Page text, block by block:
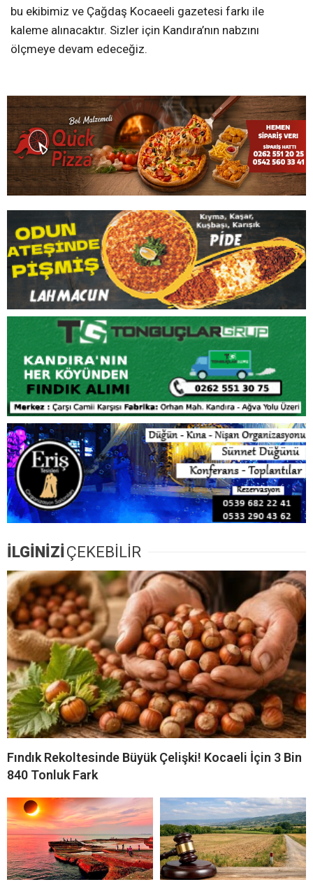
bu ekibimiz ve Çağdaş Kocaeeli gazetesi farkı ile
kaleme alınacaktır. Sizler için Kandıra’nın nabzını
ölçmeye devam edeceğiz.
İLGİNİZİÇEKEBİLİR
Fındık Rekoltesinde Büyük Çelişki! Kocaeli İçin 3 Bin
840 Tonluk Fark